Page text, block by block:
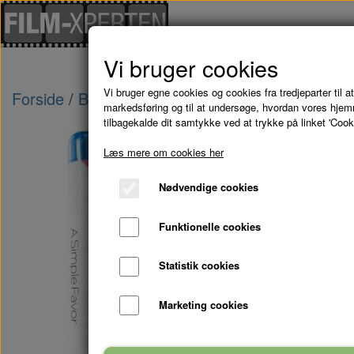
Forside Blu-Ray - kampagne tilbud A
Vi bruger cookies
Vi bruger egne cookies og cookies fra tredjeparter til
markedsføring og til at undersøge, hvordan vores
tilbagekalde dit samtykke ved at trykke på linket
Læs mere om cookies her
Nødvendige cookies
Funktionelle cookies
Statistik cookies
Marketing cookies